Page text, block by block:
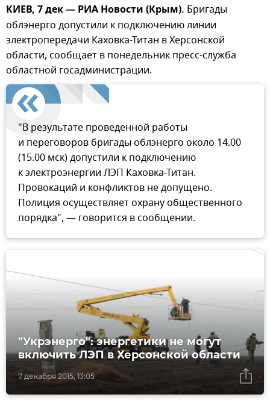
КИЕВ, 7 дек — РИА Новости (Крым). Бригады
облэнерго допустили к подключению линии
электропередачи Каховка-Титан в Херсонской
области, сообщает в понедельник пресс-служба
областной госадминистрации.
"В результате проведенной работы
и переговоров бригады облэнерго около 14.00
(15.00 мск) допустили к подключению
к электроэнергии ЛЭП Каховка-Титан.
Провокаций и конфликтов не допущено.
Полиция осуществляет охрану общественного
порядка", — говорится в сообщении.
7 декабря 2015, 13:05
"Укрэнерго": энергетики не могут
включить ЛЭП в Херсонской области